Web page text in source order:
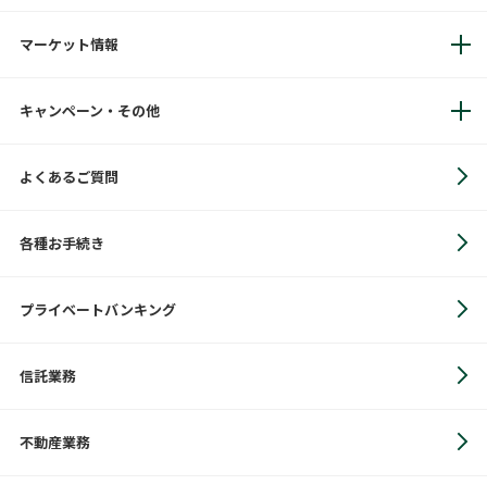
マーケット情報
キャンペーン・その他
よくあるご質問
各種お手続き
プライベートバンキング
信託業務
不動産業務